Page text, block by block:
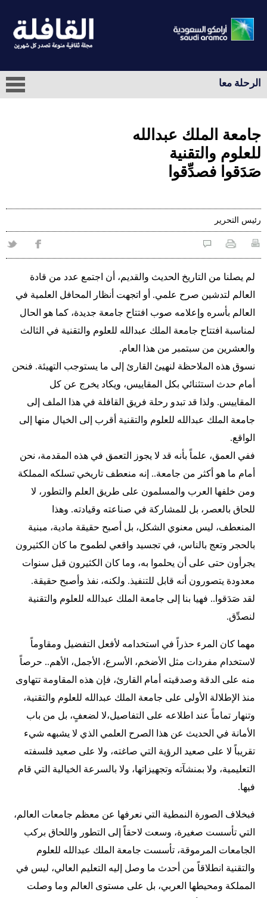
الرحلة معا
جامعة الملك عبدالله
للعلوم والتقنية
صَدَقوا فصدِّقوا
رئيس التحرير
لم يصلنا من التاريخ الحديث والقديم، أن اجتمع عدد من قادة
العالم لتدشين صرح علمي. أو اتجهت أنظار المحافل العلمية في
العالم بأسره وإعلامه صوب افتتاح جامعة جديدة، كما هو الحال
لمناسبة افتتاح جامعة الملك عبدالله للعلوم والتقنية في الثالث
والعشرين من سبتمبر من هذا العام.
نسوق هذه الملاحظة لنهيئ القارئ إلى ما يستوجب التهيئة. فنحن
أمام حدث استثنائي بكل المقاييس، ويكاد يخرج عن كل
المقاييس. ولذا قد تبدو رحلة فريق القافلة في هذا الملف إلى
جامعة الملك عبدالله للعلوم والتقنية أقرب إلى الخيال منها إلى
الواقع.
ففي العمق، علماً بأنه قد لا يجوز التعمق في هذه المقدمة، نحن
أمام ما هو أكثر من جامعة.. إنه منعطف تاريخي تسلكه المملكة
ومن خلفها العرب والمسلمون على طريق العلم والتطور، لا
للحاق بالعصر، بل للمشاركة في صناعته وقيادته. وهذا
المنعطف، ليس معنوي الشكل، بل أصبح حقيقة مادية، مبنية
بالحجر وتعج بالناس، في تجسيد واقعي لطموح ما كان الكثيرون
يجرأون حتى على أن يحلموا به، وما كان الكثيرون قبل سنوات
معدودة يتصورون أنه قابل للتنفيذ. ولكنه، نفذ وأصبح حقيقة.
لقد صَدَقوا.. فهيا بنا إلى جامعة الملك عبدالله للعلوم والتقنية
لنصدِّق.
مهما كان المرء حذراً في استخدامه لأفعل التفضيل ومقاوماً
لاستخدام مفردات مثل الأضخم، الأسرع، الأجمل، الأهم.. حرصاً
منه على الدقة وصدقيته أمام القارئ، فإن هذه المقاومة تتهاوى
منذ الإطلالة الأولى على جامعة الملك عبدالله للعلوم والتقنية،
وتنهار تماماً عند اطلاعه على التفاصيل، لا لضعفٍ، بل من باب
الأمانة في الحديث عن هذا الصرح العلمي الذي لا يشبهه شيء
تقريباً لا على صعيد الرؤية التي صاغته، ولا على صعيد فلسفته
التعليمية، ولا بمنشآته وتجهيزاتها، ولا بالسرعة الخيالية التي قام
فيها.
فبخلاف الصورة النمطية التي نعرفها عن معظم جامعات العالم،
التي تأسست صغيرة، وسعت لاحقاً إلى التطور واللحاق بركب
الجامعات المرموقة، تأسست جامعة الملك عبدالله للعلوم
والتقنية انطلاقاً من أحدث ما وصل إليه التعليم العالي، ليس في
المملكة ومحيطها العربي، بل على مستوى العالم وما وصلت